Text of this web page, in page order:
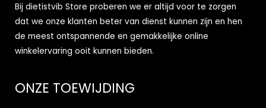
Bij dietistvib Store proberen we er altijd voor te zorgen
dat we onze klanten beter van dienst kunnen zijn en hen
de meest ontspannende en gemakkelijke online
winkelervaring ooit kunnen bieden.
ONZE TOEWIJDING